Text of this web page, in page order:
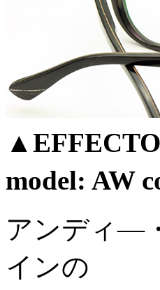
model: AW
アンディ―
インの